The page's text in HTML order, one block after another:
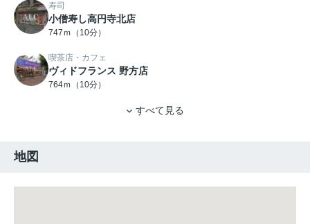
寿司
小僧寿し高円寺北店
747ｍ（10分）
喫茶店・カフェ
ヴィドフランス 野方店
764ｍ（10分）
すべて見る
地図